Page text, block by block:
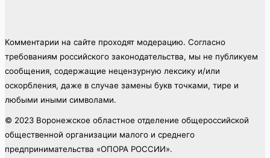
Комментарии на сайте проходят модерацию. Согласно
требованиям российского законодательства, мы не публикуем
сообщения, содержащие нецензурную лексику и/или
оскорбления, даже в случае замены букв точками, тире и
любыми иными символами.
© 2023 Воронежское областное отделение общероссийской
общественной организации малого и среднего
предпринимательства «ОПОРА РОССИИ».